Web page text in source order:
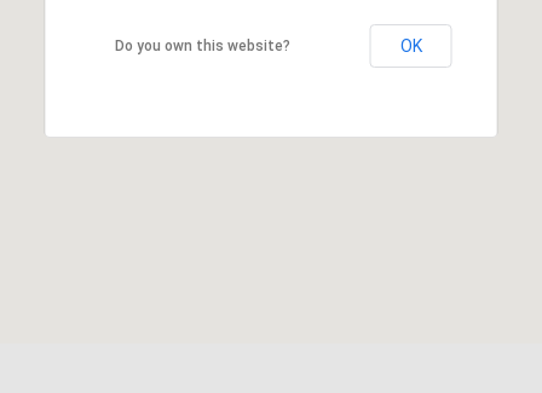
Do you own this website? OK
Do you own this website? OK